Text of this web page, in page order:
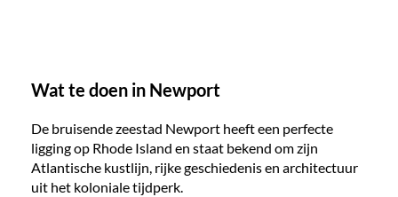
Wat te doen in Newport
De bruisende zeestad Newport heeft een perfecte
ligging op Rhode Island en staat bekend om zijn
Atlantische kustlijn, rijke geschiedenis en architectuur
uit het koloniale tijdperk.